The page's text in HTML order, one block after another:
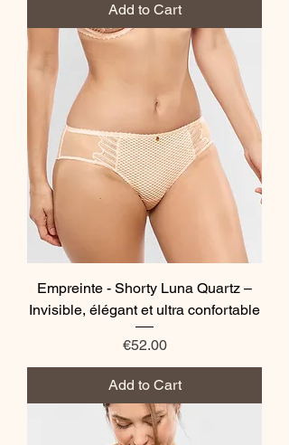
Add to Cart
Empreinte - Shorty Luna Quartz –
Invisible, élégant et ultra confortable
Price
€52.00
Add to Cart